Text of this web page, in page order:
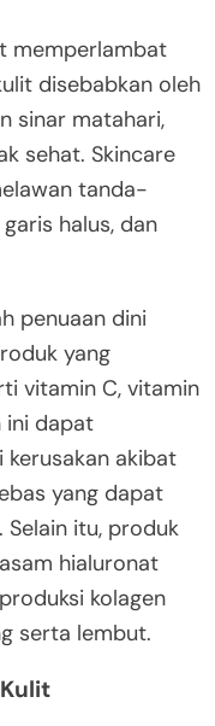
memperlambat
disebabkan oleh
sinar matahari,
sehat. Skincare
tanda-
halus, dan
penuaan dini
yang
vitamin C, vitamin
ini dapat
akibat
yang dapat
itu, produk
hialuronat
kolagen
serta lembut.